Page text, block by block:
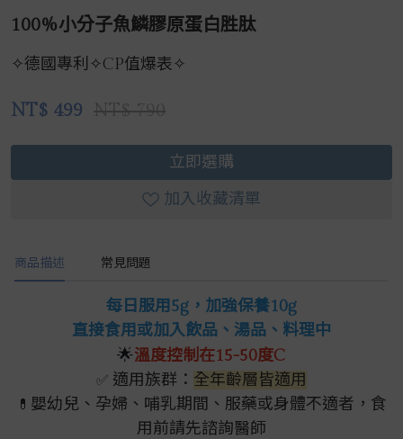
100%小分子魚鱗膠原蛋白胜肽
✧德國專利✧CP值爆表✧
NT$ 499 NT$ 790
立即選購
加入收藏清單
商品描述 常見問題
每日服用5g，加強保養10g
直接食用或加入飲品、湯品、料理中
🌟溫度控制在15-50度C
✅ 適用族群： 全年齡層皆適用
💊 嬰幼兒、孕婦、哺乳期間、服藥或身體不適者，食
用前請先諮詢醫師